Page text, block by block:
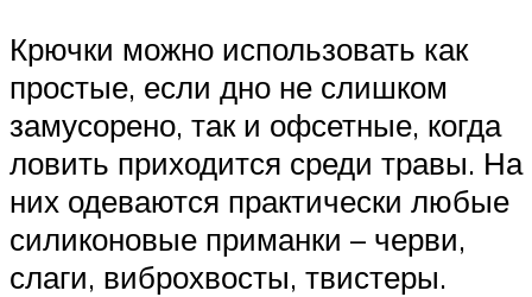
Крючки можно использовать как
простые, если дно не слишком
замусорено, так и офсетные, когда
ловить приходится среди травы. На
них одеваются практически любые
силиконовые приманки – черви,
слаги, виброхвосты, твистеры.